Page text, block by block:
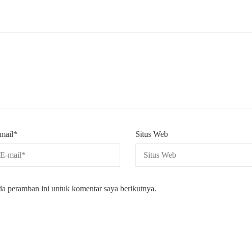
* Situs Web
peramban ini untuk komentar saya berikutnya.